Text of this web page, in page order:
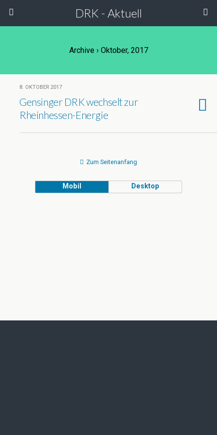
DRK - Aktuell
Archive › Oktober, 2017
8. OKTOBER 2017
Gensinger DRK wechselt zur
Rheinhessen-Energie
Zum Seitenanfang
Mobil Desktop